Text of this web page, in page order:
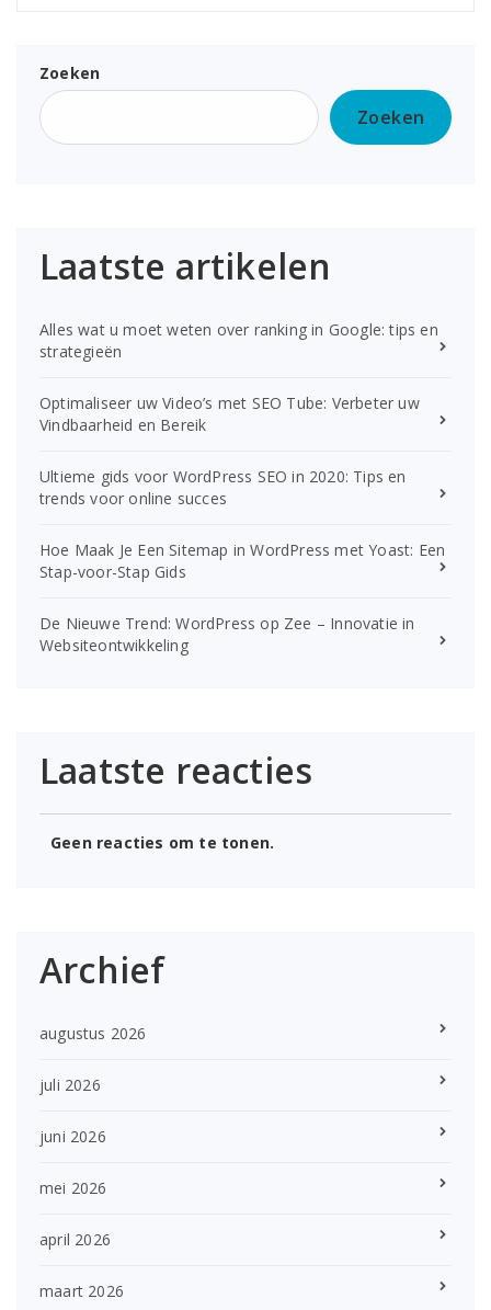
Zoeken
Zoeken
Laatste artikelen
Alles wat u moet weten over ranking in Google: tips en
strategieën
Optimaliseer uw Video’s met SEO Tube: Verbeter uw
Vindbaarheid en Bereik
Ultieme gids voor WordPress SEO in 2020: Tips en
trends voor online succes
Hoe Maak Je Een Sitemap in WordPress met Yoast: Een
Stap-voor-Stap Gids
De Nieuwe Trend: WordPress op Zee – Innovatie in
Websiteontwikkeling
Laatste reacties
Geen reacties om te tonen.
Archief
augustus 2026
juli 2026
juni 2026
mei 2026
april 2026
maart 2026